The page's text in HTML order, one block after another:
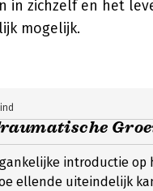
in zichzelf en het
mogelijk.
introductie
ellende uiteindelijk